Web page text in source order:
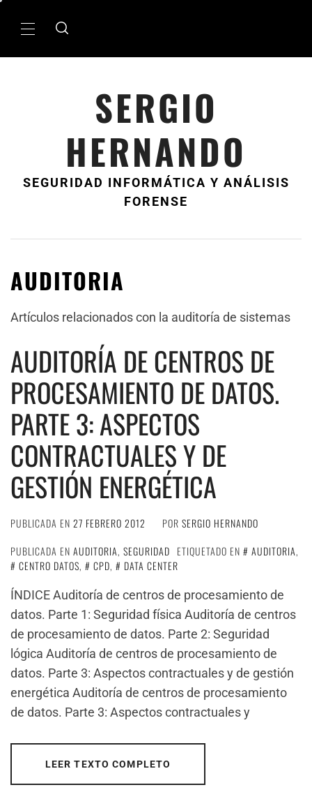
MenÃº
SERGIO
HERNANDO
SEGURIDAD INFORMÁTICA Y ANÁLISIS
FORENSE
AUDITORIA
Artículos relacionados con la auditoría de sistemas
AUDITORÍA DE CENTROS DE
PROCESAMIENTO DE DATOS.
PARTE 3: ASPECTOS
CONTRACTUALES Y DE
GESTIÓN ENERGÉTICA
PUBLICADA EN 27 FEBRERO 2012 POR SERGIO HERNANDO
PUBLICADA EN AUDITORIA, SEGURIDAD ETIQUETADO EN AUDITORIA,
CENTRO DATOS, CPD,
DATA CENTER
ÍNDICE Auditoría de centros de procesamiento de
datos. Parte 1: Seguridad física Auditoría de centros
de procesamiento de datos. Parte 2: Seguridad
lógica Auditoría de centros de procesamiento de
datos. Parte 3: Aspectos contractuales y de gestión
energética Auditoría de centros de procesamiento
de datos. Parte 3: Aspectos contractuales y
LEER TEXTO COMPLETO